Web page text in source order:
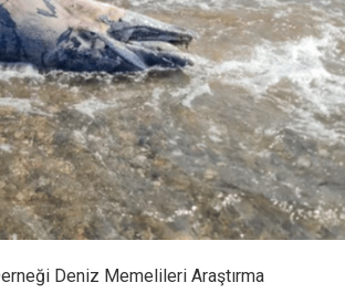
Deniz Memelileri Araştırma